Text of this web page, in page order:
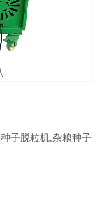
子脱粒机,杂粮种子